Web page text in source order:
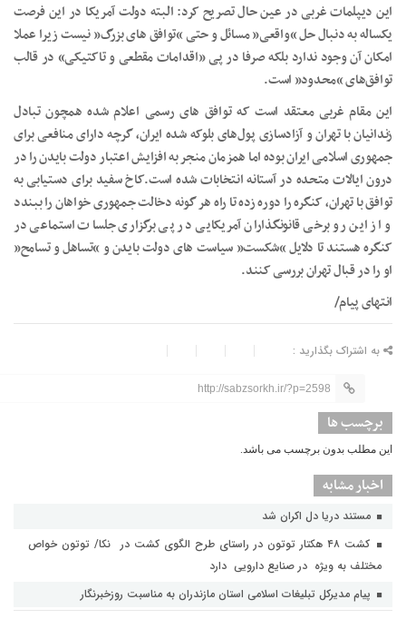
این دیپلمات غربی در عین حال تصریح کرد: البته دولت آمریکا در این فرصت
یکساله به دنبال حل “واقعی” مسائل و حتی “توافق های بزرگ” نیست زیرا عملا
امکان آن وجود ندارد بلکه صرفا در پی «اقدامات مقطعی و تاکتیکی» در قالب
توافق‌های “محدود” است.
این مقام غربی معتقد است که توافق های رسمی اعلام شده همچون تبادل
زندانیان با تهران و آزادسازی پول‌های بلوکه شده ایران، گرچه دارای منافعی برای
جمهوری اسلامی ایران بوده اما همزمان منجر به افزایش اعتبار دولت بایدن را در
درون ایالات متحده در آستانه انتخابات شده است.کاخ سفید برای دستیابی به
توافق با تهران، کنگره را دوره زده تا راه هر گونه دخالت جمهوری خواهان را ببندد
و از این رو برخی قانونگذاران آمریکایی در پی برگزاری جلسات استماعی در
کنگره هستند تا دلایل “شکست” سیاست های دولت بایدن و “تساهل و تسامح”
او را در قبال تهران بررسی کنند.
انتهای پیام/
به اشتراک بگذارید :
http://sabzsorkh.ir/?p=2598
برچسب ها
این مطلب بدون برچسب می باشد.
اخبار مشابه
مستند دریا دل اکران شد
کشت ۴۸ هکتار توتون در راستای طرح الگوی کشت در نکا/ توتون خواص
مختلف به ویژه در صنایع دارویی دارد
پیام مدیرکل تبلیغات اسلامی استان مازندران به مناسبت روزخبرنگار